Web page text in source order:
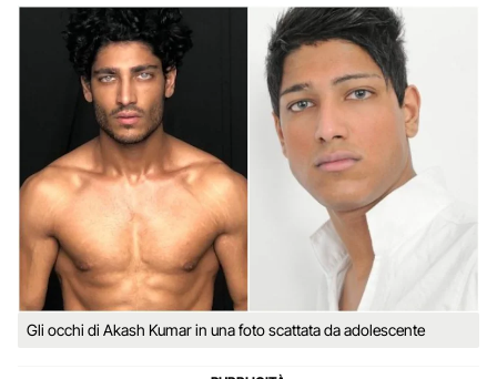
Gli occhi di Akash Kumar in una foto scattata da adolescente